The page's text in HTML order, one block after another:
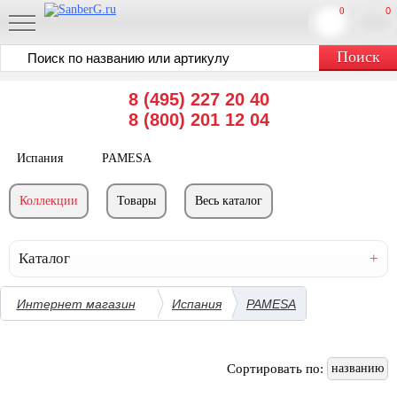
8 (495) 227 20 40
8 (800) 201 12 04
0
0
Испания PAMESA
Коллекции Товары Весь каталог
Каталог
Интернет магазин Испания PAMESA
Сортировать по: названию